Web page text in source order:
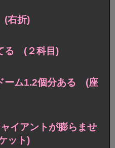
(右折)
る (２科目)
ーム1.2個分ある (座
イアントが膨らませ
ット)